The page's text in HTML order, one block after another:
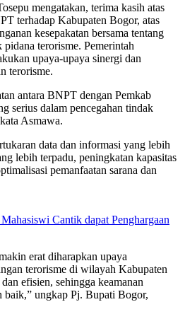
mengatakan, terima kasih atas
terhadap Kabupaten Bogor, atas
kesepakatan bersama tentang
terorisme. Pemerintah
upaya-upaya sinergi dan
terorisme.
antara BNPT dengan Pemkab
serius dalam pencegahan tindak
Asmawa.
data dan informasi yang lebih
lebih terpadu, peningkatan kapasitas
pemanfaatan sarana dan
Cantik dapat Penghargaan
erat diharapkan upaya
terorisme di wilayah Kabupaten
efisien, sehingga keamanan
baik,” ungkap Pj. Bupati Bogor,